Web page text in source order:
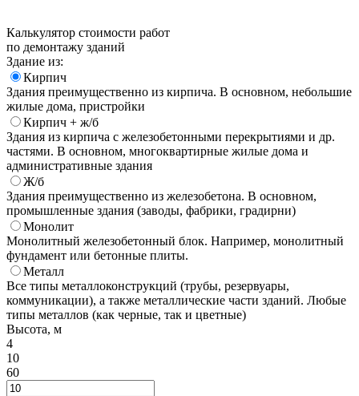
Калькулятор стоимости работ
по демонтажу зданий
Здание из:
Кирпич
Здания преимущественно из кирпича. В основном, небольшие
жилые дома, пристройки
Кирпич + ж/б
Здания из кирпича с железобетонными перекрытиями и др.
частями. В основном, многоквартирные жилые дома и
административные здания
Ж/б
Здания преимущественно из железобетона. В основном,
промышленные здания (заводы, фабрики, градирни)
Монолит
Монолитный железобетонный блок. Например, монолитный
фундамент или бетонные плиты.
Металл
Все типы металлоконструкций (трубы, резервуары,
коммуникации), а также металлические части зданий. Любые
типы металлов (как черные, так и цветные)
Высота, м
4
10
60